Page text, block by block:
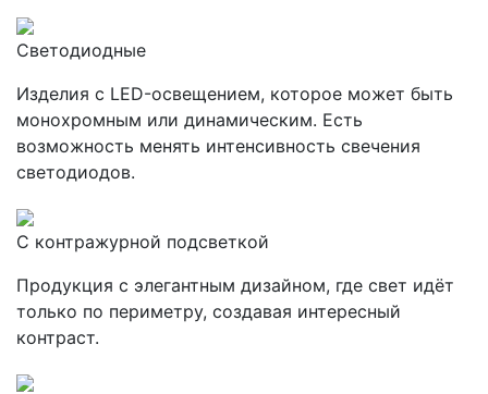
Светодиодные
Изделия с LED-освещением, которое может быть
монохромным или динамическим. Есть
возможность менять интенсивность свечения
светодиодов.
С контражурной подсветкой
Продукция с элегантным дизайном, где свет идёт
только по периметру, создавая интересный
контраст.